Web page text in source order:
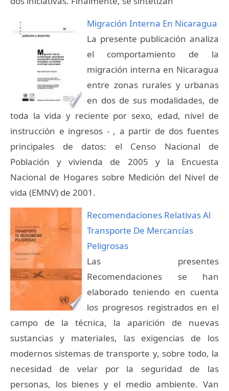
Migración Interna En Nicaragua
La presente publicación analiza
el comportamiento de la
migración interna en Nicaragua
entre zonas rurales y urbanas
en dos de sus modalidades, de
toda la vida y reciente por sexo, edad, nivel de
instrucción e ingresos - , a partir de dos fuentes
principales de datos: el Censo Nacional de
Población y vivienda de 2005 y la Encuesta
Nacional de Hogares sobre Medición del Nivel de
vida (EMNV) de 2001.
Recomendaciones Relativas Al
Transporte De Mercancías
Peligrosas
Las presentes
Recomendaciones se han
elaborado teniendo en cuenta
los progresos registrados en el
campo de la técnica, la aparición de nuevas
sustancias y materiales, las exigencias de los
modernos sistemas de transporte y, sobre todo, la
necesidad de velar por la seguridad de las
personas, los bienes y el medio ambiente. Van